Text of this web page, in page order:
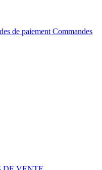
de paiement Commandes